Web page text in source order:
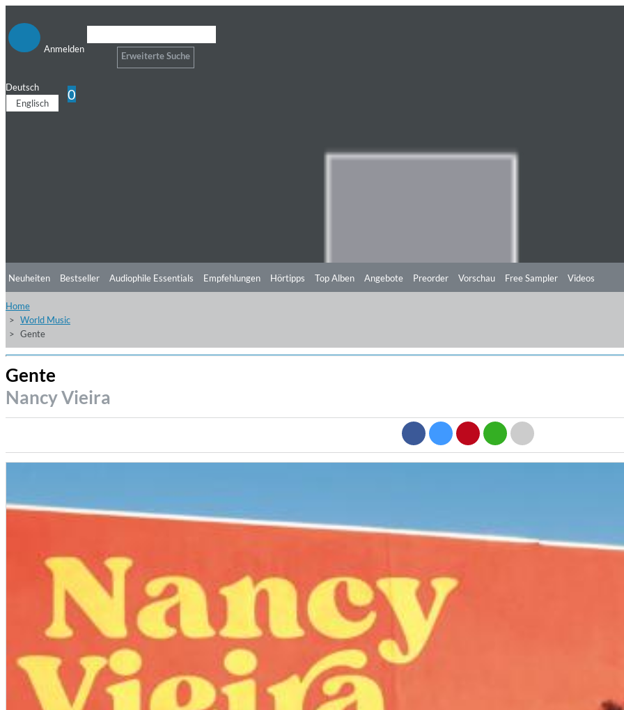
Anmelden
Erweiterte Suche
Deutsch
Englisch
0
Neuheiten Bestseller Audiophile Essentials Empfehlungen Hörtipps Top Alben Angebote Preorder Vorschau Free Sampler Videos
Home
World Music
Gente
Gente
Nancy Vieira